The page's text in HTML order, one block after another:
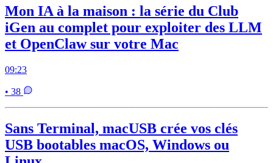
Mon IA à la maison : la série du Club
iGen au complet pour exploiter des LLM
et OpenClaw sur votre Mac
09:23
• 38
Sans Terminal, macUSB crée vos clés
USB bootables macOS, Windows ou